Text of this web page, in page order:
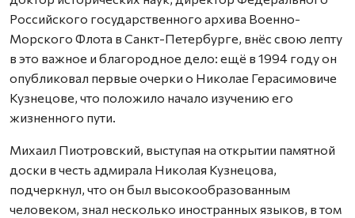
Российского государственного архива Военно-
Морского Флота в Санкт-Петербурге, внёс свою лепту
в это важное и благородное дело: ещё в 1994 году он
опубликовал первые очерки о Николае Герасимовиче
Кузнецове, что положило начало изучению его
жизненного пути.
Михаил Пиотровский, выступая на открытии памятной
доски в честь адмирала Николая Кузнецова,
подчеркнул, что он был высокообразованным
человеком, знал несколько иностранных языков, в том